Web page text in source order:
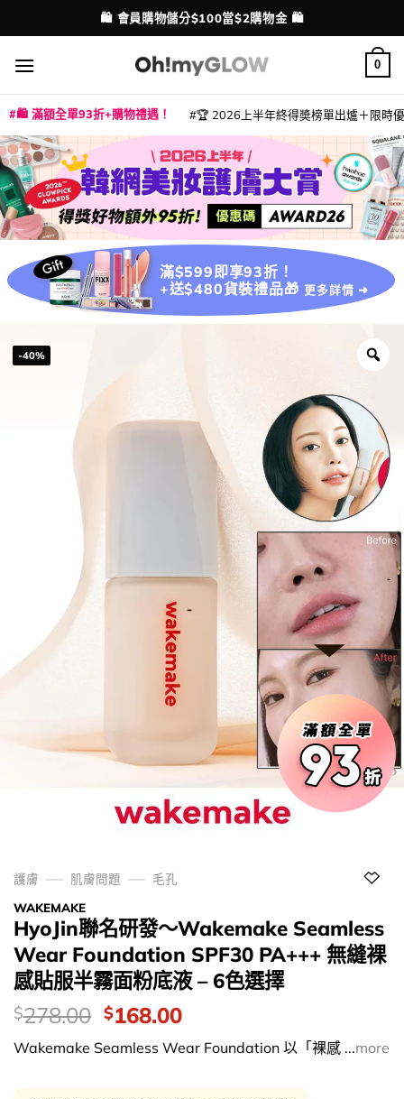
to
content
配送港澳
💳 支援消費券、FPS、八達通、PAYME、信用卡付款
0
🛍️ 滿額全單93折+購物禮遇！ 🏆 2026上半年終得奬榜單出爐＋限時
滿$599即享93折！
+送$480貨裝禮品🎁 更多詳情 ➜
-40%
護膚 肌膚問題
毛孔
WAKEMAKE
HyoJin聯名研發～Wakemake Seamless
Wear Foundation SPF30 PA+++ 無縫裸
感貼服半霧面粉底液 – 6色選擇
價
錢：
$278.00 Original
price
was:
$168.00Current
price
is:
Wakemake Seamless Wear Foundation 以「裸感 ...more